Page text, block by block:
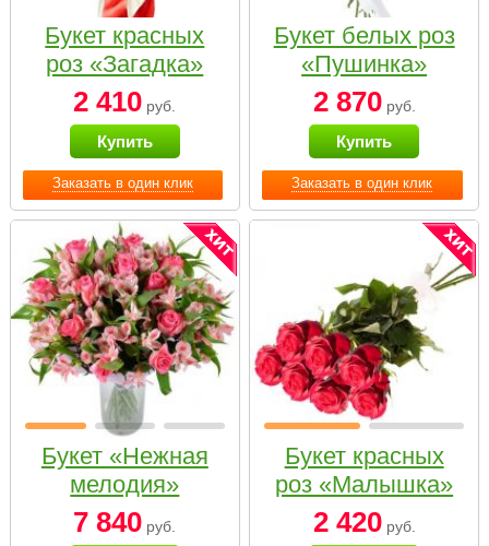
Заказать в один клик
Букет красных
роз «Загадка»
2 410 руб.
Купить
Заказать в один клик
Букет белых роз
«Пушинка»
2 870руб.
Купить
Букет «Нежная
мелодия»
7 840 руб.
Букет красных
роз «Малышка»
2 420руб.